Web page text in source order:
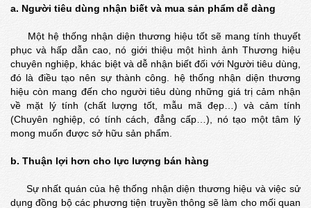
a. Người tiêu dùng nhận biết và mua sản phẩm dễ dàng
Một hệ thống nhận diện thương hiệu tốt sẽ mang tính thuyết
phục và hấp dẫn cao, nó giới thiệu một hình ảnh Thương hiệu
chuyên nghiệp, khác biệt và dễ nhận biết đối với Người tiêu dùng,
đó là điều tạo nên sự thành công. hệ thống nhận diện thương
hiệu còn mang đến cho người tiêu dùng những giá trị cảm nhận
về mặt lý tính (chất lượng tốt, mẫu mã đẹp…) và cảm tính
(Chuyên nghiệp, có tính cách, đẳng cấp…), nó tạo một tâm lý
mong muốn được sở hữu sản phẩm.
b. Thuận lợi hơn cho lực lượng bán hàng
Sự nhất quán của hệ thống nhận diện thương hiệu và việc sử
dụng đồng bộ các phương tiện truyền thông sẽ làm cho mối quan